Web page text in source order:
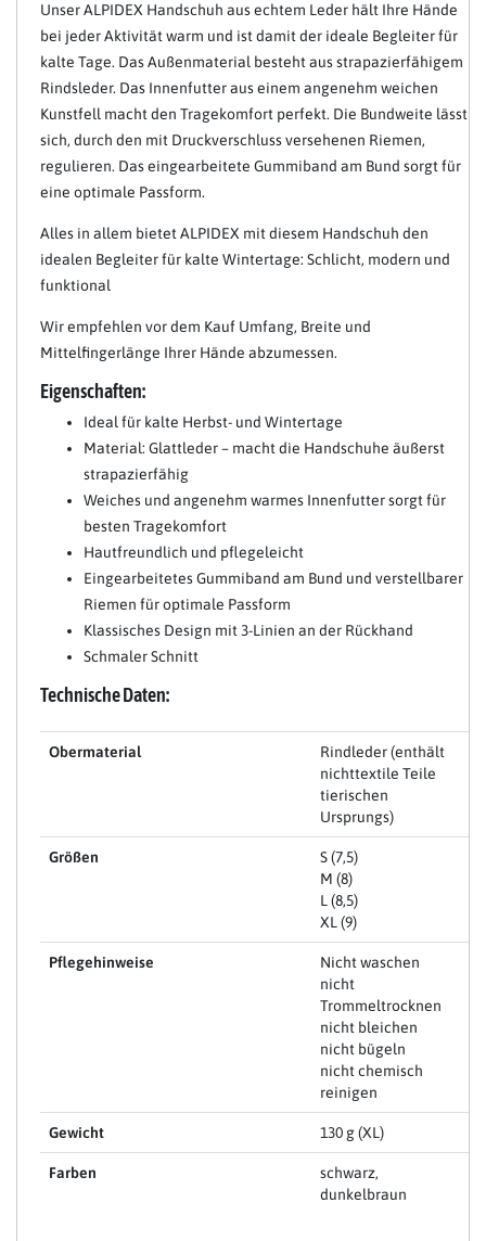
Unser ALPIDEX Handschuh aus echtem Leder hält Ihre Hände
bei jeder Aktivität warm und ist damit der ideale Begleiter für
kalte Tage. Das Außenmaterial besteht aus strapazierfähigem
Rindsleder. Das Innenfutter aus einem angenehm weichen
Kunstfell macht den Tragekomfort perfekt. Die Bundweite lässt
sich, durch den mit Druckverschluss versehenen Riemen,
regulieren. Das eingearbeitete Gummiband am Bund sorgt für
eine optimale Passform.
Alles in allem bietet ALPIDEX mit diesem Handschuh den
idealen Begleiter für kalte Wintertage: Schlicht, modern und
funktional
Wir empfehlen vor dem Kauf Umfang, Breite und
Mittelfingerlänge Ihrer Hände abzumessen.
Eigenschaften:
Ideal für kalte Herbst- und Wintertage
Material: Glattleder – macht die Handschuhe äußerst
strapazierfähig
Weiches und angenehm warmes Innenfutter sorgt für
besten Tragekomfort
Hautfreundlich und pflegeleicht
Eingearbeitetes Gummiband am Bund und verstellbarer
Riemen für optimale Passform
Klassisches Design mit 3-Linien an der Rückhand
Schmaler Schnitt
Technische Daten:
Obermaterial
Rindleder (enthält
nichttextile Teile
tierischen
Ursprungs)
Größen
S (7,5)
M (8)
L (8,5)
XL (9)
Pflegehinweise
Nicht waschen
nicht
Trommeltrocknen
nicht bleichen
nicht bügeln
nicht chemisch
reinigen
Gewicht 130 g (XL)
Farben
schwarz,
dunkelbraun